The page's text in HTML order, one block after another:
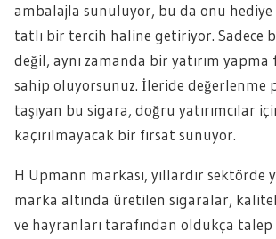
ambalajla sunuluyor, bu da onu hediye
tatlı bir tercih haline getiriyor. Sadece
değil, aynı zamanda bir yatırım yapma
sahip oluyorsunuz. İleride değerlenme
taşıyan bu sigara, doğru yatırımcılar
kaçırılmayacak bir fırsat sunuyor.
H Upmann markası, yıllardır sektörde
marka altında üretilen sigaralar,
ve hayranları tarafından oldukça